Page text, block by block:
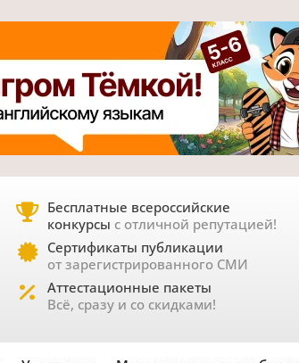
Бесплатные всероссийские
конкурсы с отличной репутацией!
Сертификаты публикации
от зарегистрированного СМИ
Аттестационные пакеты
Всё, сразу и со скидками!